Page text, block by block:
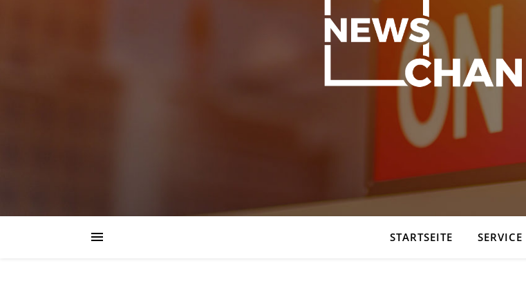
STARTSEITE SERVICE